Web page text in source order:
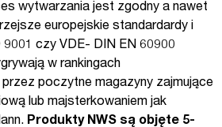
wytwarzania jest zgodny a nawet
europejskie standardardy i
9001 czy VDE- DIN EN 60900
w rankingach
poczytne magazyny zajmujące
lub majsterkowaniem jak
Produkty NWS są objęte 5-